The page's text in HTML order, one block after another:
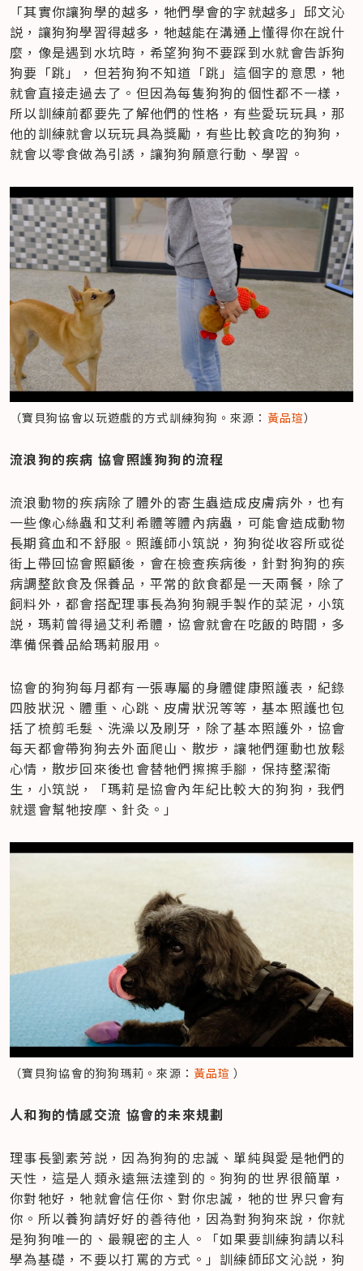
「其實你讓狗學的越多，牠們學會的字就越多」邱文沁
説，讓狗狗學習得越多，牠越能在溝通上懂得你在說什
麼，像是遇到水坑時，希望狗狗不要踩到水就會告訴狗
狗要「跳」，但若狗狗不知道「跳」這個字的意思，牠
就會直接走過去了。但因為每隻狗狗的個性都不一樣，
所以訓練前都要先了解他們的性格，有些愛玩玩具，那
他的訓練就會以玩玩具為獎勵，有些比較貪吃的狗狗，
就會以零食做為引誘，讓狗狗願意行動、學習。
（寶貝狗協會以玩遊戲的方式訓練狗狗。來源： 黃品瑄）
流浪狗的疾病 協會照護狗狗的流程
流浪動物的疾病除了體外的寄生蟲造成皮膚病外，也有
一些像心絲蟲和艾利希體等體內病蟲，可能會造成動物
長期貧血和不舒服。照護師小筑説，狗狗從收容所或從
街上帶回協會照顧後，會在檢查疾病後，針對狗狗的疾
病調整飲食及保養品，平常的飲食都是一天兩餐，除了
飼料外，都會搭配理事長為狗狗親手製作的菜泥，小筑
説，瑪莉曾得過艾利希體，協會就會在吃飯的時間，多
準備保養品給瑪莉服用。
協會的狗狗每月都有一張專屬的身體健康照護表，紀錄
四肢狀況、體重、心跳、皮膚狀況等等，基本照護也包
括了梳剪毛髮、洗澡以及刷牙，除了基本照護外，協會
每天都會帶狗狗去外面爬山、散步，讓牠們運動也放鬆
心情，散步回來後也會替牠們擦擦手腳，保持整潔衛
生，小筑説，「瑪莉是協會內年紀比較大的狗狗，我們
就還會幫牠按摩、針灸。」
（寶貝狗協會的狗狗瑪莉。來源： 黃品瑄 ）
人和狗的情感交流 協會的未來規劃
理事長劉素芳説，因為狗狗的忠誠、單純與愛是牠們的
天性，這是人類永遠無法達到的。狗狗的世界很簡單，
你對牠好，牠就會信任你、對你忠誠，牠的世界只會有
你。所以養狗請好好的善待他，因為對狗狗來說，你就
是狗狗唯一的、最親密的主人。「如果要訓練狗請以科
學為基礎，不要以打罵的方式。」訓練師邱文沁説，狗